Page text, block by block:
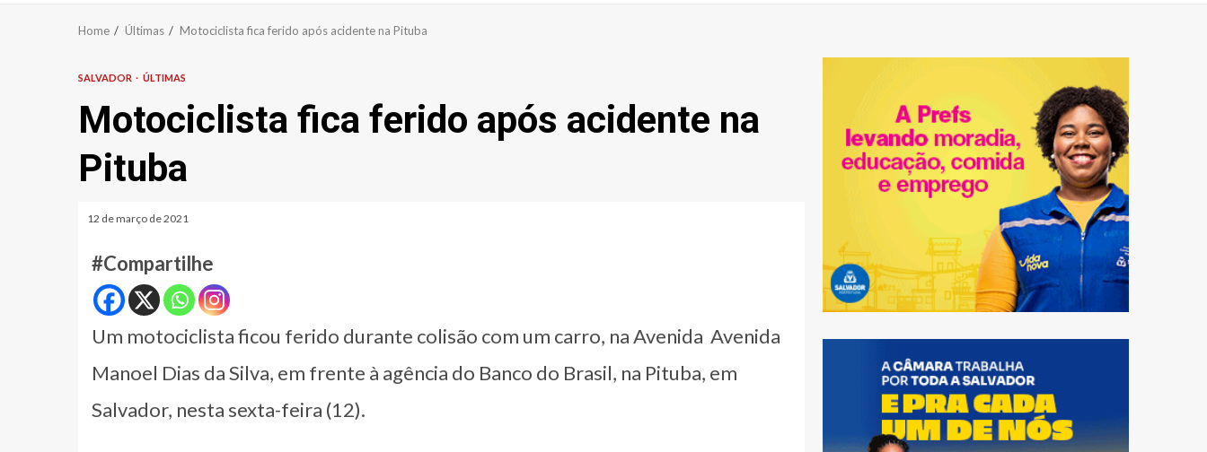
Home Últimas Motociclista fica ferido após acidente na Pituba
SALVADOR ÚLTIMAS
Motociclista fica ferido após acidente na
Pituba
12 de março de 2021
#Compartilhe
Um motociclista ficou ferido durante colisão com um carro, na Avenida Avenida
Manoel Dias da Silva, em frente à agência do Banco do Brasil, na Pituba, em
Salvador, nesta sexta-feira (12).